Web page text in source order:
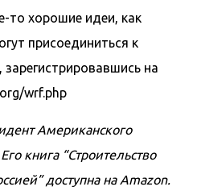
то хорошие идеи, как
присоединиться к
на
wrf.php
Американского
книга “Строительство
доступна на Amazon.